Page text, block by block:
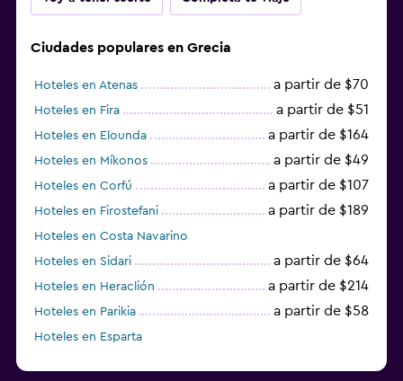
Ciudades populares en Grecia
Hoteles en Atenas a partir de $70
Hoteles en Fira a partir de $51
Hoteles en Elounda a partir de $164
Hoteles en Míkonos a partir de $49
Hoteles en Corfú a partir de $107
Hoteles en Firostefani a partir de $189
Hoteles en Costa Navarino
Hoteles en Sidari
a partir de $64
Hoteles en Heraclión a partir de $214
Hoteles en Parikia a partir de $58
Hoteles en Esparta